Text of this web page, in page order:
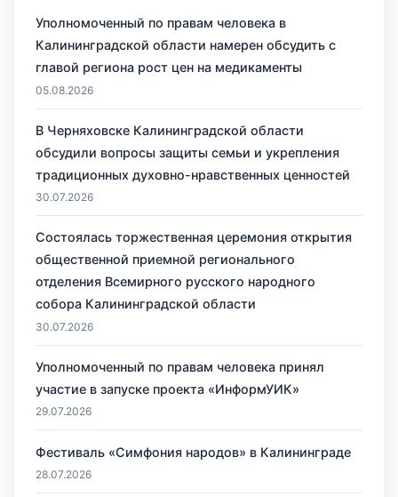
Уполномоченный по правам человека в
Калининградской области намерен обсудить с
главой региона рост цен на медикаменты
05.08.2026
В Черняховске Калининградской области
обсудили вопросы защиты семьи и укрепления
традиционных духовно-нравственных ценностей
30.07.2026
Состоялась торжественная церемония открытия
общественной приемной регионального
отделения Всемирного русского народного
собора Калининградской области
30.07.2026
Уполномоченный по правам человека принял
участие в запуске проекта «ИнформУИК»
29.07.2026
Фестиваль «Симфония народов» в Калининграде
28.07.2026